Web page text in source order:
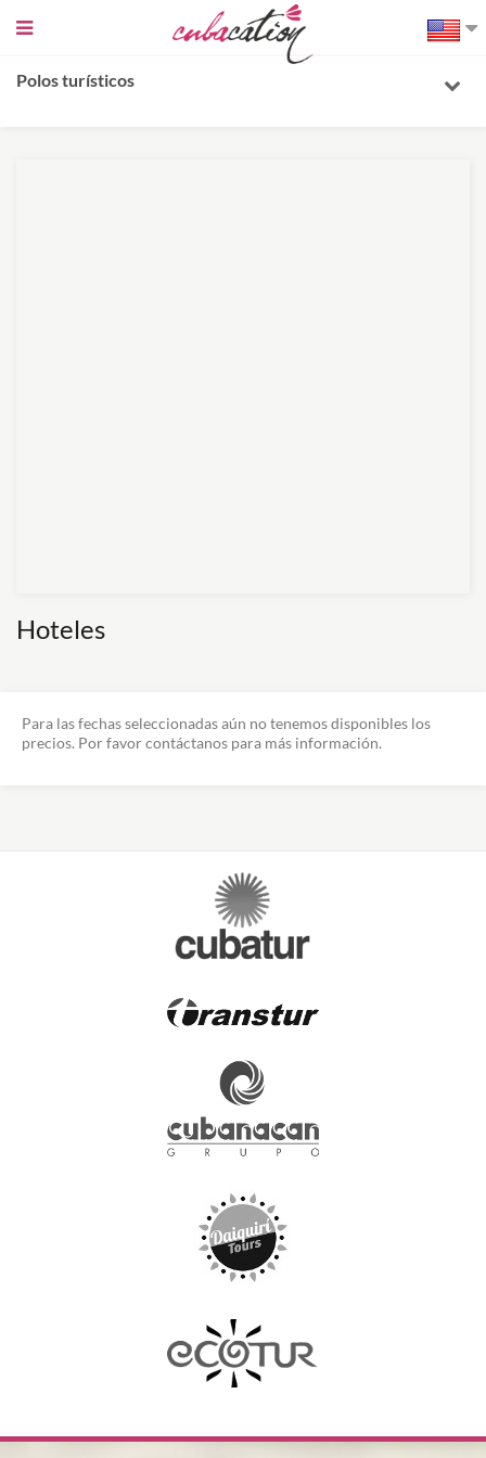
Sidebar
Polos turísticos
Hoteles
Para las fechas seleccionadas aún no tenemos disponibles los
precios. Por favor contáctanos para más información.